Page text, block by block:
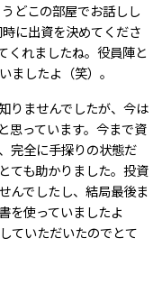
どこの部屋でお話しし
に出資を決めてくださ
くれましたね。役員陣と
ましたよ（笑）。
りませんでしたが、今は
思っています。今まで資
完全に手探りの状態だ
ても助かりました。投資
んでしたし、結局最後ま
を使っていましたよ
ていただいたのでとて